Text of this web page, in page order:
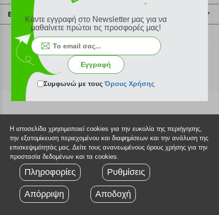
info@plus4u.gr
Η εταιρία
Σημεία παραλαβής
Ευκαιρίες καριέρας
Όροι χρήσης
Sitemap
Βοήθεια
Εξέλιξη παραγγελίας
Τρόποι παραγγελίας
Τρόποι πληρωμής
Τρόποι αποστολής
Πολιτική επιστροφών
Τεχνική υποστήριξη
©2026 Plus4u.gr
Κάντε εγγραφή στο Newsletter μας για να
μαθαίνετε πρώτοι τις προσφορές μας!
Εγγραφή
Συμφωνώ με τουςΌρους Χρήσης
Η ιστοσελίδα χρησιμοποιεί cookies για την ευκολία της περιήγησης,
την εξατομίκευση περιεχομένου και διαφημίσεων και την ανάλυση της
επισκεψιμότητάς μας. Δείτε τους ανανεωμένους όρους χρήσης για την
προστασία δεδομένων και τα cookies.
Πληροφορίες Ρυθμίσεις
Απόρριψη Αποδοχή